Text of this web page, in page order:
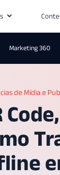
Marketing 360
de Mídia e